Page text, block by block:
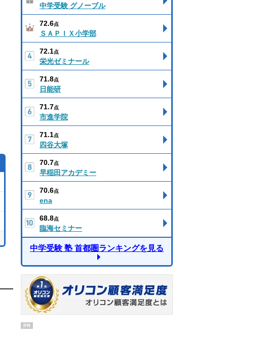
中学受験 グノーブル
72.6点
ＳＡＰＩＸ小学部
72.1点
栄光ゼミナール
71.8点
日能研
71.7点
市進学院
71.1点
四谷大塚
70.7点
早稲田アカデミー
70.6点
ena
68.8点
臨海セミナー
中学受験 塾 首都圏ランキングを見る
PR